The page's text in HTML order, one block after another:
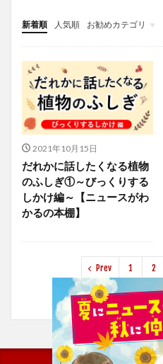
新着順 人気順
お勧めカテゴリ
投稿
学び
マンガ
電子書籍
2021年10月15日
だれかに話したくなる植物
のふしぎ①～びっくりする
しかけ編～【ニュースがわ
かるの本棚】
Prev 1 2